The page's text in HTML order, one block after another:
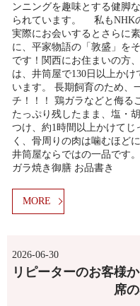
ンニングを趣味とする健脚
られています。 私もNHK
実際にお会いするとさらに
に、平家物語の「敦盛」を
です！関西にお住まいの方
は、井筒屋で130日以上か
います。 長期飼育のため、
チ！！！ 鶏ガラなどと侮る
たっぷり残したまま、塩・
つけ、約1時間以上かけてじ
く、骨周りの肉は噛むほど
井筒屋ならではの一品です
ガラ焼き御膳 お品書き
MORE
2026-06-30
リピーターのお客様
席